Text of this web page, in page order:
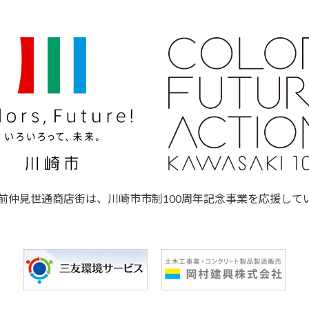
仲見世通商店街は、川崎市市制100周年記念事業を応援して